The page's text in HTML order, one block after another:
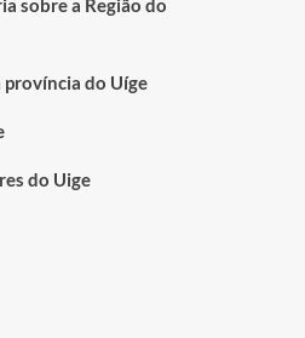
sobre a Região do
do Uíge
do Uige